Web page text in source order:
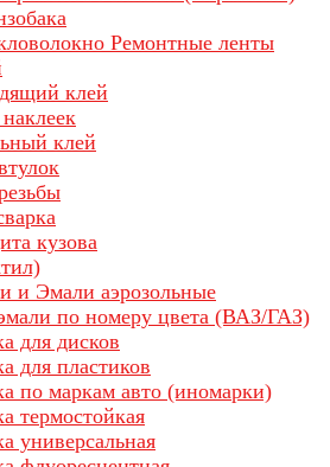
Ремонтные ленты
клей
клей
кузова
и Эмали аэрозольные
по номеру цвета (ВАЗ/ГАЗ)
для дисков
для пластиков
по маркам авто (иномарки)
термостойкая
универсальная